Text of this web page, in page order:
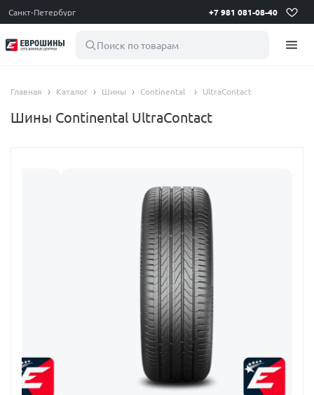
Санкт-Петербург +7 981 081-08-40
Поиск по товарам
Главная Каталог Шины Continental UltraContact
Шины Continental UltraContact